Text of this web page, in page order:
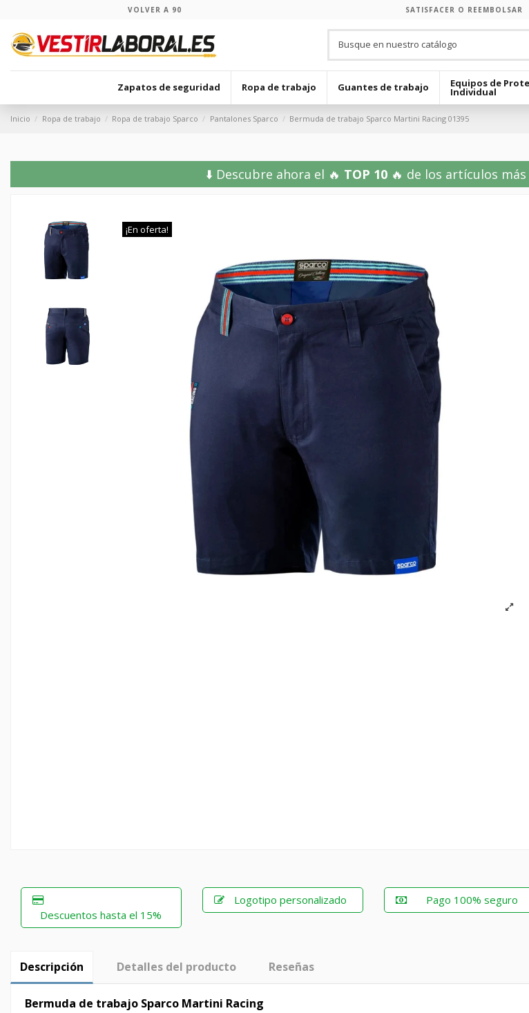
VOLVER A 90 SATISFACER O REEMBOLSAR
Zapatos de seguridad Ropa de trabajo Guantes de trabajo Equipos de
Individual
Inicio Ropa de trabajo Ropa de trabajo Sparco Pantalones Sparco Bermuda de trabajo Sparco Martini Racing 01395
⬇️ Descubre ahora el 🔥 TOP 10🔥 de los artículos más
¡En oferta!
Descuentos hasta el 15%
Logotipo personalizado
Pago 100% seguro
Descripción Detalles del producto Reseñas
Bermuda de trabajo Sparco Martini Racing